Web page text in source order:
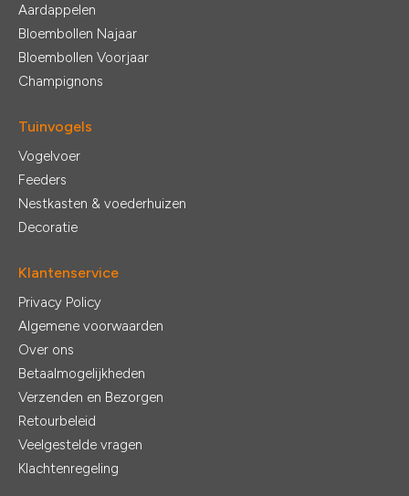
Aardappelen
Bloembollen Najaar
Bloembollen Voorjaar
Champignons
Tuinvogels
Vogelvoer
Feeders
Nestkasten & voederhuizen
Decoratie
Klantenservice
Privacy Policy
Algemene voorwaarden
Over ons
Betaalmogelijkheden
Verzenden en Bezorgen
Retourbeleid
Veelgestelde vragen
Klachtenregeling